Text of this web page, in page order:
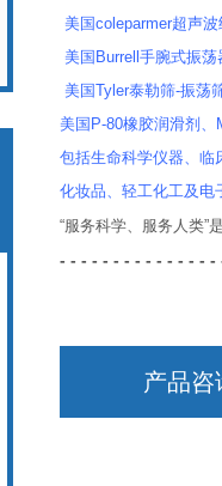
美国coleparmer超声
美国Burrell手腕式振荡
美国Tyler泰勒筛-振荡
美国P-80橡胶润滑剂、
包括生命科学仪器、临
化妆品、轻工化工及电
“服务科学、服务人类”
- - - - - - - - - - - - - - -
产品咨